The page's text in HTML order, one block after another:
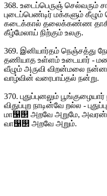
368. உடைப்பெருஞ் செல்வரும்
புடைப்பெண்டிர் மக்களும் கீழும்
கடைக்கால் தலைக்கண்ண
கீழ்மேலாய் நிற்கும் உலகு.
369. இனியார்தம் நெஞ்சத்து
தணியாத உள்ளம் உடையார் -
வீழும் அருவி விறன்மலை
வாழ்வின் வரைபாய்தல் நன்று.
370. புதுப்புனலும்
விதுப்புற நாடின்வே றல்ல -
மா஡஢ அறவே அறுமே,
வா஡஢ அறவே அறும்.